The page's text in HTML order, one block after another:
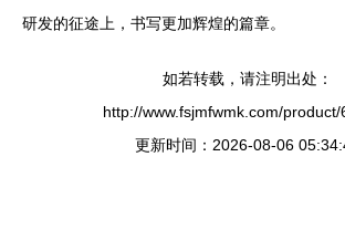
研发的征途上，书写更加辉煌的篇章。
如若转载，请注明出处：
http://www.fsjmfwmk.com/product/
更新时间：2026-08-06